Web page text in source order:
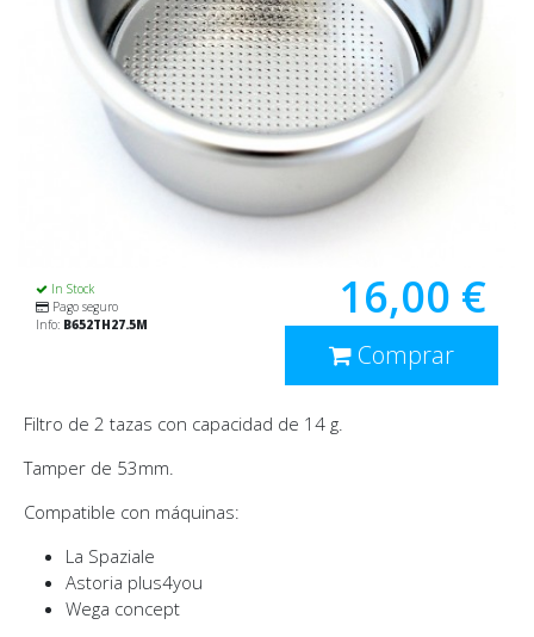
In Stock
Pago seguro
Info: B652TH27.5M 16,00 €
Comprar
Filtro de 2 tazas con capacidad de 14 g.
Tamper de 53mm.
Compatible con máquinas:
La Spaziale
Astoria plus4you
Wega concept